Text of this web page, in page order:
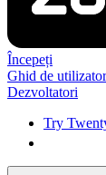
Începeți
Ghid de utilizator
Dezvoltatori
Try